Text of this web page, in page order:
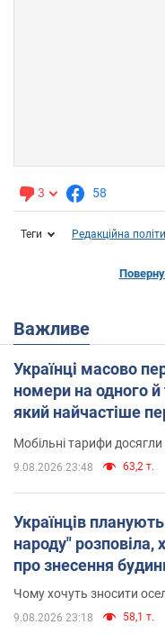
3 58
Теги Редакційна
Важливе
Українці масово
номери на одного
який найчастіше
Мобільні тарифи
9.08.2026 23:48 63,2 т.
Українців
народу"
про знесення
Чому хочуть зносити
9.08.2026 23:18 58,1 т.